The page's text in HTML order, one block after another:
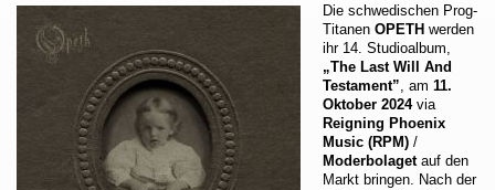
Die schwedischen Prog-
Titanen OPETH werden
ihr 14. Studioalbum,
„The Last Will And
Testament” , am 11.
Oktober 2024via
Reigning Phoenix
Music (RPM) /
Moderbolagetauf den
Markt bringen. Nach der